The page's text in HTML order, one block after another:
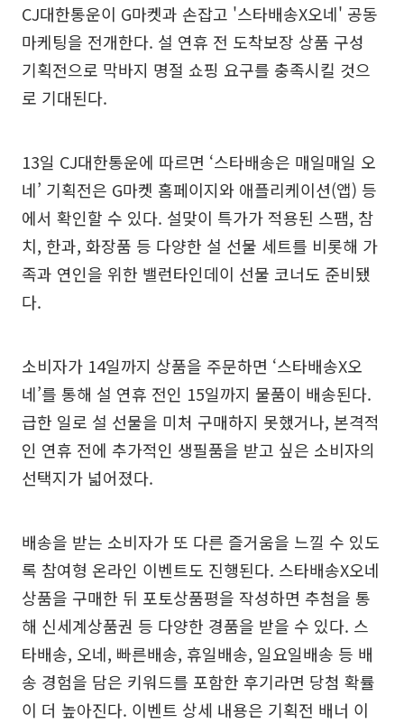
CJ대한통운이 G마켓과 손잡고 '스타배송X오네' 공동
마케팅을 전개한다. 설 연휴 전 도착보장 상품 구성
기획전으로 막바지 명절 쇼핑 요구를 충족시킬 것으
로 기대된다.
13일 CJ대한통운에 따르면 ‘스타배송은 매일매일 오
네’ 기획전은 G마켓 홈페이지와 애플리케이션(앱) 등
에서 확인할 수 있다. 설맞이 특가가 적용된 스팸, 참
치, 한과, 화장품 등 다양한 설 선물 세트를 비롯해 가
족과 연인을 위한 밸런타인데이 선물 코너도 준비됐
다.
소비자가 14일까지 상품을 주문하면 ‘스타배송X오
네’를 통해 설 연휴 전인 15일까지 물품이 배송된다.
급한 일로 설 선물을 미처 구매하지 못했거나, 본격적
인 연휴 전에 추가적인 생필품을 받고 싶은 소비자의
선택지가 넓어졌다.
배송을 받는 소비자가 또 다른 즐거움을 느낄 수 있도
록 참여형 온라인 이벤트도 진행된다. 스타배송X오네
상품을 구매한 뒤 포토상품평을 작성하면 추첨을 통
해 신세계상품권 등 다양한 경품을 받을 수 있다. 스
타배송, 오네, 빠른배송, 휴일배송, 일요일배송 등 배
송 경험을 담은 키워드를 포함한 후기라면 당첨 확률
이 더 높아진다. 이벤트 상세 내용은 기획전 배너 이